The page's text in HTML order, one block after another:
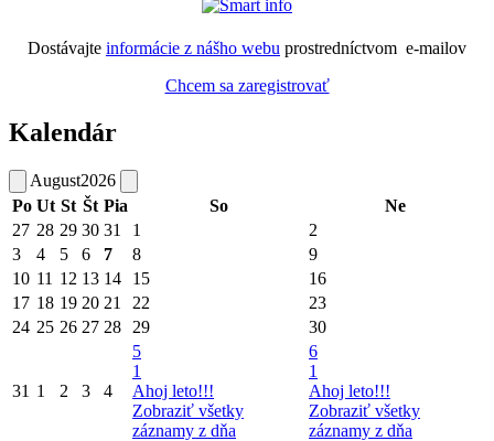
Dostávajte informácie z nášho webu prostredníctvom e-mailov
Chcem sa zaregistrovať
Kalendár
August2026
Po Ut St Št Pia So
Ne
27 28 29 30 31 1
2
3
4 5 6 7 8
9
10 11 12 13 14 15
16
17 18 19 20 21 22
23
24 25 26 27 28 29 30
31 1 2 3 4
5
1
Ahoj leto!!!
Zobraziť všetky
záznamy z dňa
6
1
Ahoj leto!!!
Zobraziť všetky
záznamy z dňa